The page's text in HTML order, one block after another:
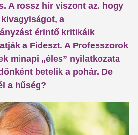
A rossz hír viszont az, hogy
a
érintő kritikáik
a Fideszt. A Professzorok
minapi „éles” nyilatkozata
betelik a pohár. De
a hűség?